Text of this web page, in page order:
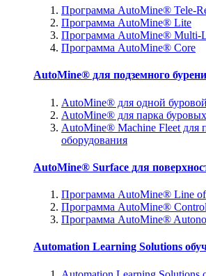
Программа AutoMine® Tele-
Программа AutoMine® Lite
Программа AutoMine® Multi-
Программа AutoMine® Core
AutoMine® для подземного
AutoMine® для одной
AutoMine® для парка
AutoMine® Machine Fleet для
оборудования
AutoMine® Surface для
Программа AutoMine® Line
Программа AutoMine®
Программа AutoMine®
Automation Learning Solutions